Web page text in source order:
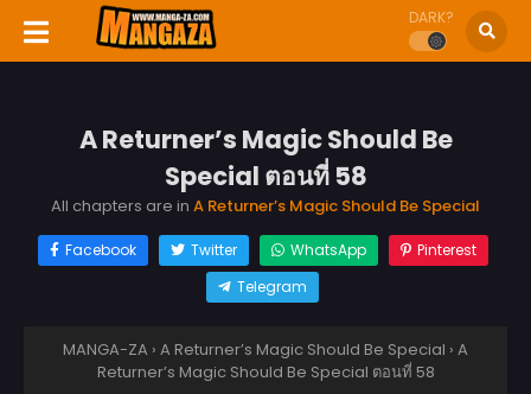
DARK?
A Returner’s Magic Should Be
Special ตอนที่ 58
All chapters are in A Returner’s Magic Should Be Special
Facebook Twitter WhatsApp
Pinterest
Telegram
MANGA-ZA › A Returner’s Magic Should Be Special › A
Returner’s Magic Should Be Special ตอนที่ 58